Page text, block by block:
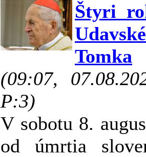
Štyri
Tomka
(09:07,
P:3)
V sobotu 8.
od úmrtia